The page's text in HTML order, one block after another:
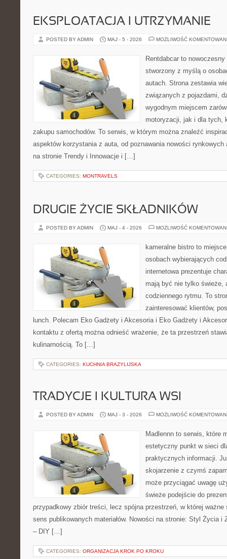
EKSPLOATACJA I UTRZYMANIE
POSTED BY ADMIN MAJ - 5 - 2026 MOŻLIWOŚĆ
Rentdabcar to
stworzony z myślą o
autach. Strona zestawia
związanych z pojazdami,
wygodnym miejscem
motoryzacji, jak i dla tych,
zakupu samochodów. To serwis, w którym można znaleźć
aspektów korzystania z auta, od poznawania nowości
na stronie Trendy i Innowacje i […]
CATEGORIES: MONTRAVELS
DRUGIE ŻYCIE SKŁADNIKÓW
POSTED BY ADMIN MAJ - 4 - 2026 MOŻLIWOŚĆ
kameralne bistro to
osobach wybierających
internetowa prezentuje
mają być nie tylko świeże,
codziennego rytmu. To
zainteresować klientów,
lunch. Polecam Eko Gadżety i Akcesoria i Eko Gadżety i
kontaktu z ofertą można odnieść wrażenie, że ta przestrzeń
kulinarnością. To […]
CATEGORIES: KUCHNIA BRAZYLIJSKA
TRADYCJE I KULTURA WSI
POSTED BY ADMIN MAJ - 3 - 2026 MOŻLIWOŚĆ
Madlennn to serwis, które
estetyczny punkt w sieci
praktycznych informacji.
skojarzenie z czymś
może przyciągać uwagę
świeże podejście do
przypadkowy zbiór treści, lecz spójna przestrzeń, w której
sens publikowanych materiałów. Nowości na stronie: Styl Życia i
– DIY […]
CATEGORIES: ORGANIZACJA KROK PO KROKU